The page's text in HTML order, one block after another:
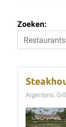
Zoeken:
Argentijns,